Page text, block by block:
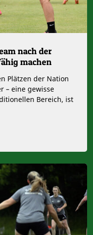
nach der
machen
Plätzen der Nation
– eine gewisse
Bereich, ist